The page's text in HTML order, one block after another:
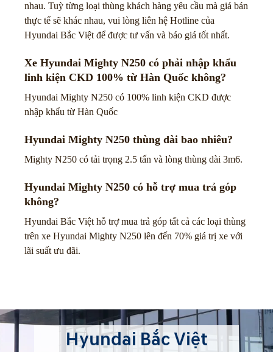
nhau. Tuỳ từng loại thùng khách hàng yêu cầu mà giá bán
thực tế sẽ khác nhau, vui lòng liên hệ Hotline của
Hyundai Bắc Việt để được tư vấn và báo giá tốt nhất.
Xe Hyundai Mighty N250 có phải nhập khẩu
linh kiện CKD 100% từ Hàn Quốc không?
Hyundai Mighty N250 có 100% linh kiện CKD được
nhập khẩu từ Hàn Quốc
Hyundai Mighty N250 thùng dài bao nhiêu?
Mighty N250 có tải trọng 2.5 tấn và lòng thùng dài 3m6.
Hyundai Mighty N250 có hỗ trợ mua trả góp
không?
Hyundai Bắc Việt hỗ trợ mua trả góp tất cả các loại thùng
trên xe Hyundai Mighty N250 lên đến 70% giá trị xe với
lãi suất ưu đãi.
Hyundai Bắc Việt